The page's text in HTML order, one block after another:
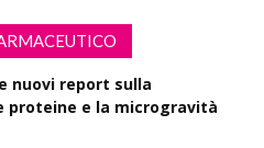
nuovi report sulla
proteine e la microgravità